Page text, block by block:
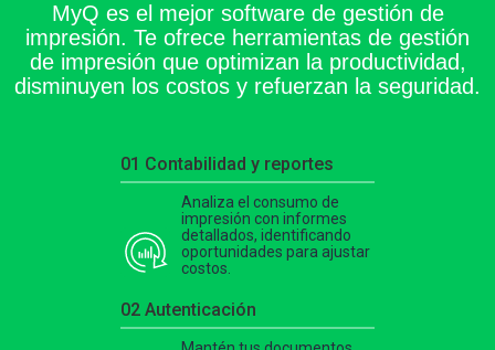
MyQ es el mejor software de gestión de
impresión. Te ofrece herramientas de gestión
de impresión que optimizan la productividad,
disminuyen los costos y refuerzan la seguridad.
01 Contabilidad y reportes
Analiza el consumo de
impresión con informes
detallados, identificando
oportunidades para ajustar
costos.
02 Autenticación